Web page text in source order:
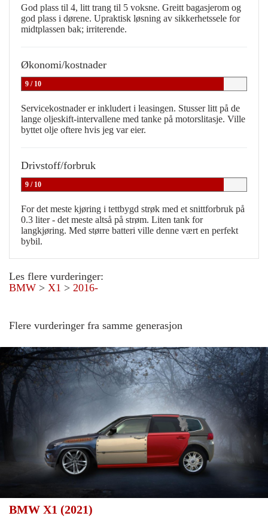
God plass til 4, litt trang til 5 voksne. Greitt bagasjerom og
god plass i dørene. Upraktisk løsning av sikkerhetssele for
midtplassen bak; irriterende.
Økonomi/kostnader
9 / 10
Servicekostnader er inkludert i leasingen. Stusser litt på de
lange oljeskift-intervallene med tanke på motorslitasje. Ville
byttet olje oftere hvis jeg var eier.
Drivstoff/forbruk
9 / 10
For det meste kjøring i tettbygd strøk med et snittforbruk på
0.3 liter - det meste altså på strøm. Liten tank for
langkjøring. Med større batteri ville denne vært en perfekt
bybil.
Les flere vurderinger:
BMW > X1 > 2016-
Flere vurderinger fra samme generasjon
BMW X1 (2021)